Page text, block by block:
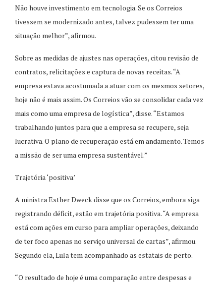
Não houve investimento em tecnologia. Se os Correios
tivessem se modernizado antes, talvez pudessem ter uma
situação melhor”, afirmou.
Sobre as medidas de ajustes nas operações, citou revisão de
contratos, relicitações e captura de novas receitas. “A
empresa estava acostumada a atuar com os mesmos setores,
hoje não é mais assim. Os Correios vão se consolidar cada vez
mais como uma empresa de logística”, disse. “Estamos
trabalhando juntos para que a empresa se recupere, seja
lucrativa. O plano de recuperação está em andamento. Temos
a missão de ser uma empresa sustentável.”
Trajetória ‘positiva’
A ministra Esther Dweck disse que os Correios, embora siga
registrando déficit, estão em trajetória positiva. “A empresa
está com ações em curso para ampliar operações, deixando
de ter foco apenas no serviço universal de cartas”, afirmou.
Segundo ela, Lula tem acompanhado as estatais de perto.
“O resultado de hoje é uma comparação entre despesas e